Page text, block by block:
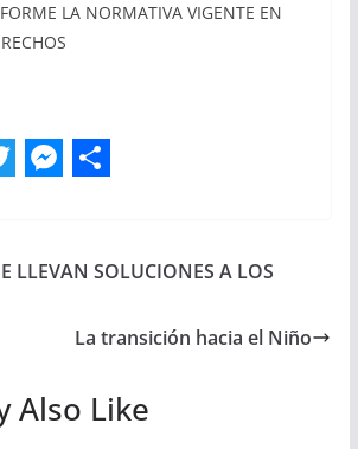
LA NORMATIVA VIGENTE EN
s
n
g
a
e
LLEVAN SOLUCIONES A LOS
La transición hacia el Niño
Also Like